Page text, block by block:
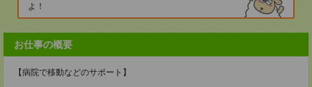
よ！
お仕事の概要
【病院で移動などのサポート】